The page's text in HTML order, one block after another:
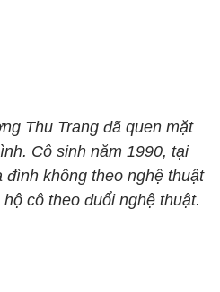
Thu Trang đã quen mặt
Cô sinh năm 1990, tại
đình không theo nghệ thuật
cô theo đuổi nghệ thuật.